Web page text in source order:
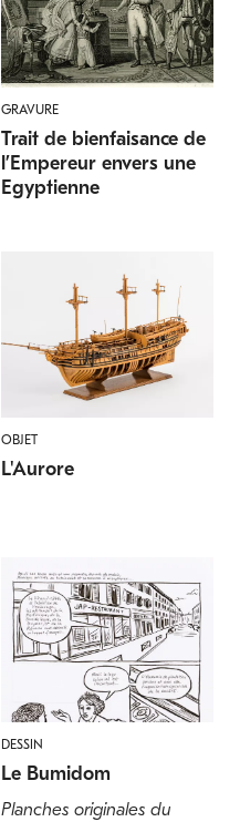
GRAVURE
Trait de bienfaisance de
l’Empereur envers une
Egyptienne
OBJET
L'Aurore
DESSIN
Le Bumidom
Planches originales du
FISH
Banded archerfish or
toxote
Toxotes sp
Rascasse volante
POISSONS
Arowana argenté